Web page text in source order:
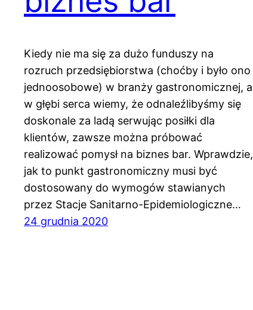
Kiedy nie ma się za dużo funduszy na
rozruch przedsiębiorstwa (choćby i było ono
jednoosobowe) w branży gastronomicznej, a
w głębi serca wiemy, że odnaleźlibyśmy się
doskonale za ladą serwując posiłki dla
klientów, zawsze można próbować
realizować pomysł na biznes bar. Wprawdzie,
jak to punkt gastronomiczny musi być
dostosowany do wymogów stawianych
przez Stacje Sanitarno-Epidemiologiczne…
24 grudnia 2020